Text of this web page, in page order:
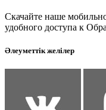
Скачайте наше
удобного доступа к
Әлеуметтік желілер